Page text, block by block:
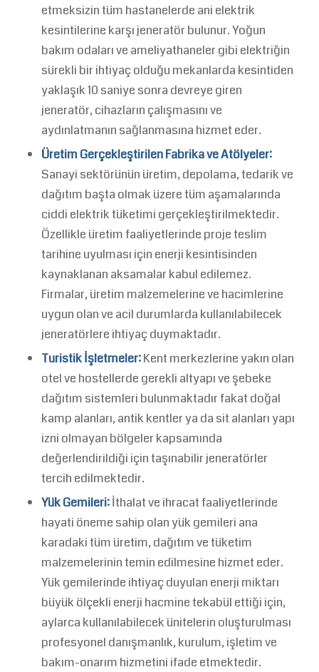
etmeksizin tüm hastanelerde ani elektrik
kesintilerine karşı jeneratör bulunur. Yoğun
bakım odaları ve ameliyathaneler gibi elektriğin
sürekli bir ihtiyaç olduğu mekanlarda kesintiden
yaklaşık 10 saniye sonra devreye giren
jeneratör, cihazların çalışmasını ve
aydınlatmanın sağlanmasına hizmet eder.
Üretim Gerçekleştirilen Fabrika ve Atölyeler:
Sanayi sektörünün üretim, depolama, tedarik ve
dağıtım başta olmak üzere tüm aşamalarında
ciddi elektrik tüketimi gerçekleştirilmektedir.
Özellikle üretim faaliyetlerinde proje teslim
tarihine uyulması için enerji kesintisinden
kaynaklanan aksamalar kabul edilemez.
Firmalar, üretim malzemelerine ve hacimlerine
uygun olan ve acil durumlarda kullanılabilecek
jeneratörlere ihtiyaç duymaktadır.
Turistik İşletmeler:Kent merkezlerine yakın olan
otel ve hostellerde gerekli altyapı ve şebeke
dağıtım sistemleri bulunmaktadır fakat doğal
kamp alanları, antik kentler ya da sit alanları yapı
izni olmayan bölgeler kapsamında
değerlendirildiği için taşınabilir jeneratörler
tercih edilmektedir.
Yük Gemileri:İthalat ve ihracat faaliyetlerinde
hayati öneme sahip olan yük gemileri ana
karadaki tüm üretim, dağıtım ve tüketim
malzemelerinin temin edilmesine hizmet eder.
Yük gemilerinde ihtiyaç duyulan enerji miktarı
büyük ölçekli enerji hacmine tekabül ettiği için,
aylarca kullanılabilecek ünitelerin oluşturulması
profesyonel danışmanlık, kurulum, işletim ve
bakım-onarım hizmetini ifade etmektedir.